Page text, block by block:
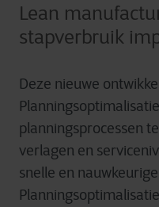
Lean
stapverbruik
Deze nieuwe
planningsprocessen
verlagen en
snelle en